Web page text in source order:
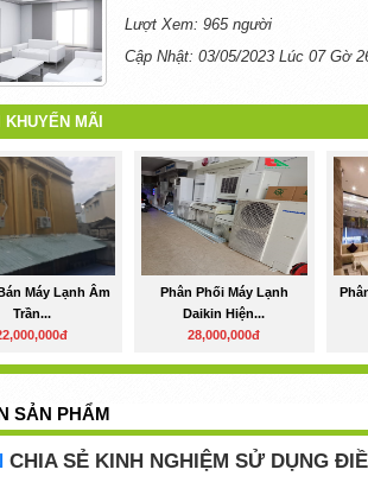
Lượt Xem: 965 người
Cập Nhật: 03/05/2023 Lúc 07 Gờ
MÃI
Máy Lạnh Âm
Trần...
Phân Phối Máy Lạnh
Daikin Hiện...
28,000,000đ
SẢN PHẨM
CHIA SẺ KINH NGHIỆM SỬ DỤNG